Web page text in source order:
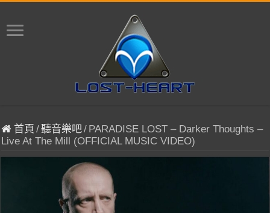
首頁 /聽音樂吧/ PARADISE LOST – Darker Thoughts –
Live At The Mill (OFFICIAL MUSIC VIDEO)